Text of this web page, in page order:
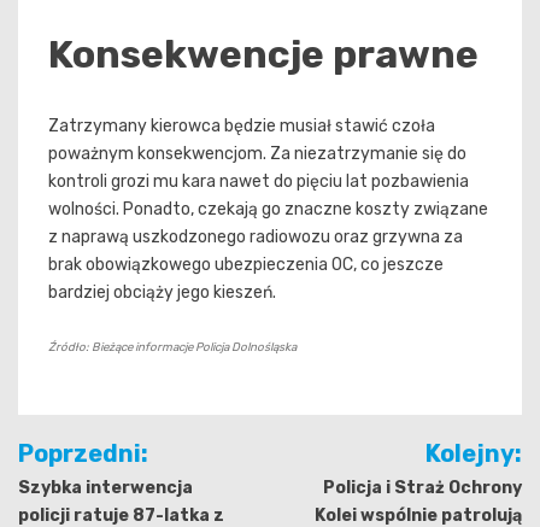
Konsekwencje prawne
Zatrzymany kierowca będzie musiał stawić czoła
poważnym konsekwencjom. Za niezatrzymanie się do
kontroli grozi mu kara nawet do pięciu lat pozbawienia
wolności. Ponadto, czekają go znaczne koszty związane
z naprawą uszkodzonego radiowozu oraz grzywna za
brak obowiązkowego ubezpieczenia OC, co jeszcze
bardziej obciąży jego kieszeń.
Źródło: Bieżące informacje Policja Dolnośląska
Nawigacja
wpisu
Poprzedni:
Szybka interwencja
policji ratuje 87-latka z
Kolejny:
Policja i Straż Ochrony
Kolei wspólnie patrolują